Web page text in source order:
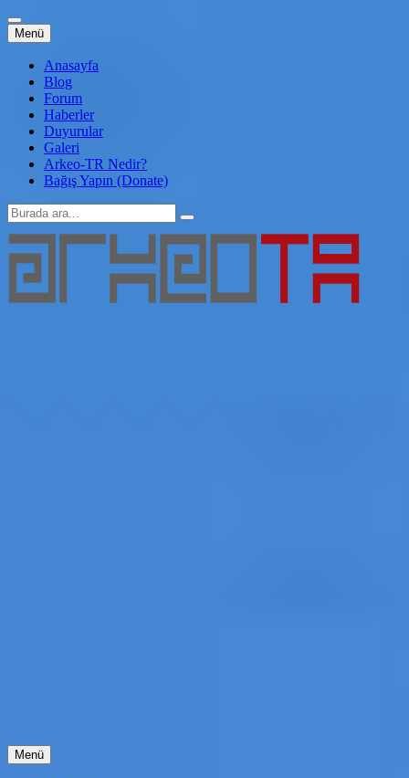
Menü İçeriğe
atla
Anasayfa
Blog
Forum
Haberler
Duyurular
Galeri
Arkeo-TR Nedir?
Bağış Yapın (Donate)
Arama:
Menü İçeriğe
atla